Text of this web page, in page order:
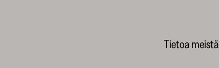
Tietoa meistä